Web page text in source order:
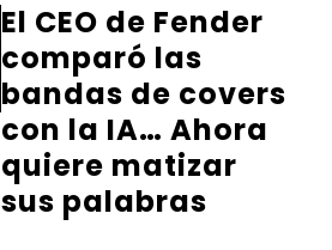
El CEO de Fender
comparó las
bandas de covers
con la IA… Ahora
quiere matizar
sus palabras